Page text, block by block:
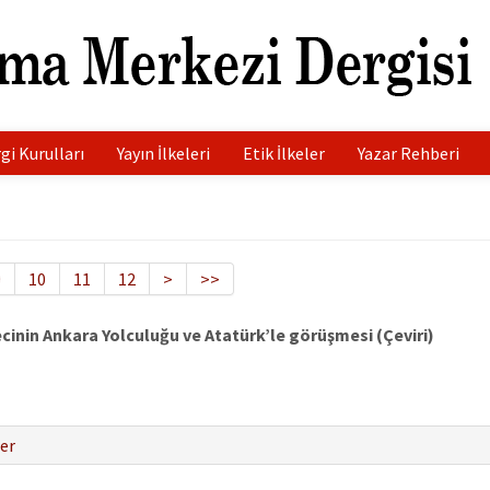
Kurulları Yayın İlkeleri Etik İlkeler Yazar Rehberi
10 11 12 > >>
Ankara Yolculuğu ve Atatürk’le görüşmesi (Çeviri)